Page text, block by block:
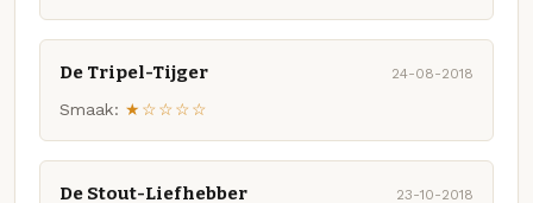
De Tripel-Tijger 24-08-2018
Smaak: ★☆☆☆☆
De Stout-Liefhebber 23-10-2018